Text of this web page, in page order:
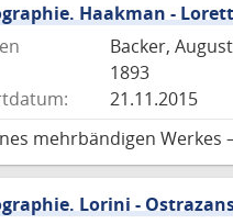
Haakman -
Backer,
1893
21.11.2015
mehrbändigen Werkes
Lorini -